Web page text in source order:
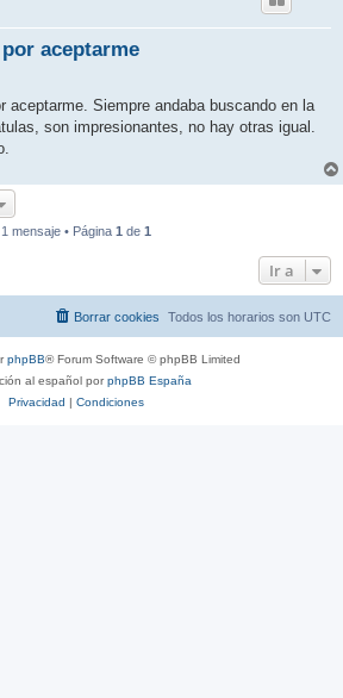
aceptarme
aceptarme. Siempre andaba buscando en la
son impresionantes, no hay otras igual.
1 mensaje • Página 1 de 1
Ir a
Todos los horarios son UTC
Borrar cookies
phpBB® Forum Software © phpBB Limited
al español porphpBB España
Privacidad | Condiciones